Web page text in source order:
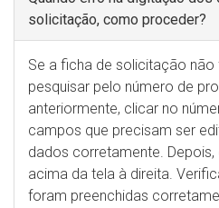
solicitação, como proceder?
Se a ficha de solicitação não
pesquisar pelo número de
anteriormente, clicar no
campos que precisam ser
dados corretamente.
acima da tela à direita.
foram preenchidas